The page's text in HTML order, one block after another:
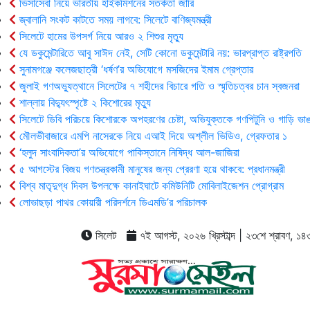
ভিসাসেবা নিয়ে ভারতীয় হাইকমিশনের সতর্কতা জারি
জ্বালানি সংকট কাটতে সময় লাগবে: সিলেটে বাণিজ্যমন্ত্রী
সিলেটে হামের উপসর্গ নিয়ে আরও ২ শিশুর মৃত্যু
যে ডকুমেন্টারিতে আবু সাঈদ নেই, সেটি কোনো ডকুমেন্টারি নয়: ভারপ্রাপ্ত রাষ্ট্রপতি
সুনামগঞ্জে কলেজছাত্রী ‘ধর্ষণ’র অভিযোগে মসজিদের ইমাম গ্রেপ্তার
জুলাই গণঅভ্যুত্থানে সিলেটের ৭ শহীদের বিচারে গতি ও স্মৃতিচত্বর চান স্বজনরা
শাল্লায় বিদ্যুৎস্পৃষ্টে ২ কিশোরের মৃত্যু
সিলেটে ডিবি পরিচয়ে কিশোরকে অপহরণের চেষ্টা, অভিযুক্তকে গণপিটুনি ও গাড়ি
মৌলভীবাজারে এমপি নাসেরকে নিয়ে এআই দিয়ে অশ্লীল ভিডিও, গ্রেফতার ১
‘হলুদ সাংবাদিকতা’র অভিযোগে পাকিস্তানে নিষিদ্ধ আল-জাজিরা
৫ আগস্টের বিজয় গণতন্ত্রকামী মানুষের জন্য প্রেরণা হয়ে থাকবে: প্রধানমন্ত্রী
বিশ্ব মাতৃদুগ্ধ দিবস উপলক্ষে কানাইঘাটে কমিউনিটি মোবিলাইজেশন প্রোগ্রাম
লোভাছড়া পাথর কোয়ারী পরিদর্শনে ডিএমডি’র পরিচালক
সিলেট ৭ই আগস্ট, ২০২৬ খ্রিস্টাব্দ | ২৩শে শ্রাবণ,